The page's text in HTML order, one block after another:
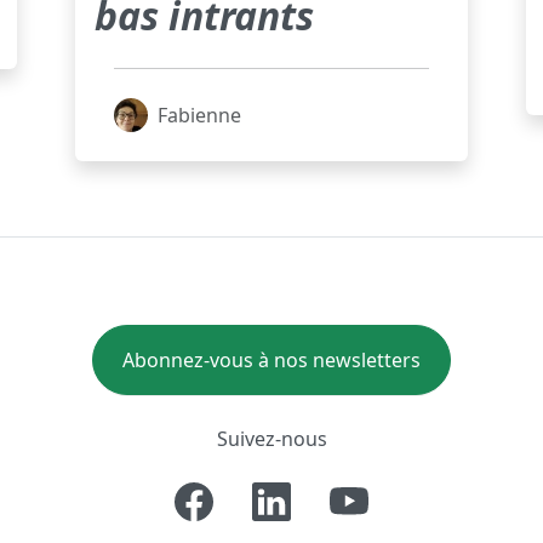
bas intrants
Fabienne
Abonnez-vous à nos newsletters
Suivez-nous